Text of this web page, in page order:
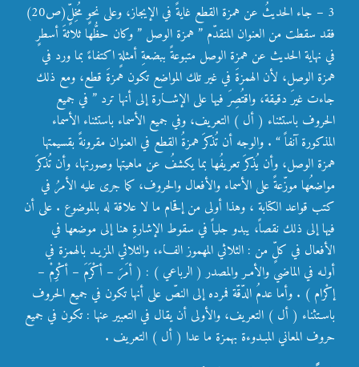
3 – جاء الحديثُ عن همزة القطع غايةً في الإيجاز، وعلى نحوٍ مُخِلٍّ(ص20)
فقد سقطت من العنوان المتقدّم ” همزة الوصل ” وكان حظُّها ثلاثةَ أسطرٍ
في نهاية الحديث عن همزة الوصل متبوعةً ببضعةِ أمثلةٍ اكتفاءً بما ورد في
همزة الوصل، لأن الهمزةَ في غير تلك المواضع تكون همزةَ قطع، ومع ذلك
جاءت غيرَ دقيقة، واقتُصِرَ فيها على الإشـارة إلى أنها ترد ” في جميع
الحروف باستثناء ( أل ) التعريف، وفي جميع الأسماء باستثناء الأسماء
المذكورة آنفاً “ . والوجه أن تُذكرَ همزةُ القطع في العنوان مقرونةً بقسيمتها
همزة الوصل، وأن يُذكرَ تعريفُها بما يكشفُ عن ماهيتها وصورتها، وأن تُذكرَ
مواضعُها موزّعةً على الأسماء والأفعال والحروف، كما جرى عليه الأمرُ في
كتب قواعد الكتابة ، وهذا أولى من إقحام ما لا علاقة له بالموضوع . على أن
فيها إلى ذلك نقصاً، يبدو جلياً في سقوط الإشارةِ هنا إلى موضعها في
الأفعال في كلٍّ من : الثلاثي المهموز الفـاء، والثلاثي المزيـد بالهمزة في
أولـه في الماضي والأمـر والمصدر ( الرباعي ) : ( أمَرَ – أكْرَمَ – أكْرِمْ –
إكْرام ) . وأما عدمُ الدّقّة فمرده إلى النصّ على أنها تكون في جميع الحروف
باسـتثناء ( أل ) التعريف، والأولى أن يقال في التعبير عنها : تكون في جميع
حروف المعاني المبـدوءة بهمزة ما عدا ( أل ) التعريف .